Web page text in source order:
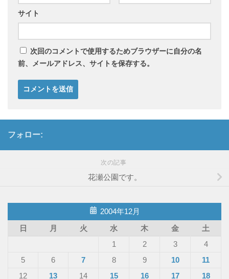
サイト
次回のコメントで使用するためブラウザーに自分の名
前、メールアドレス、サイトを保存する。
フォロー:
次の記事
花瀬公園です。
2004年12月
日
月 火 水 木 金
土
1
2 3
4
5
6 7 8 9 10
11
12
13 14 15 16 17
18